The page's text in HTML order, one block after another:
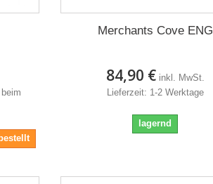
Merchants Cove ENG
84,90 € inkl. MwSt.
Lieferzeit: 1-2 Werktage
lagernd